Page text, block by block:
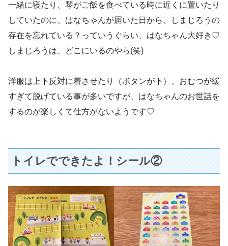
一緒に寝たり、琴がご飯を食べている時に近くに置いたり
していたのに、はなちゃんが届いた日から、しまじろうの
存在を忘れている？っていうぐらい、はなちゃん大好き♡
しまじろうは、どこにいるのやら(笑)
洋服は上下反対に着させたり（ボタンが下）、おむつが緩
すぎて脱げている事が多いですが、はなちゃんのお世話を
するのが楽しくて仕方がないようです♡
トイレでできたよ！シール②